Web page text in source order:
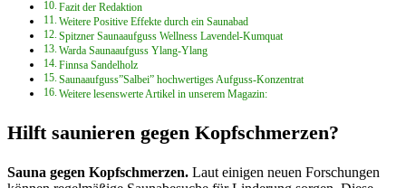
Fazit der Redaktion
Weitere Positive Effekte durch ein Saunabad
Spitzner Saunaaufguss Wellness Lavendel-Kumquat
Warda Saunaaufguss Ylang-Ylang
Finnsa Sandelholz
Saunaaufguss”Salbei” hochwertiges Aufguss-Konzentrat
Weitere lesenswerte Artikel in unserem Magazin:
Hilft saunieren gegen Kopfschmerzen?
Sauna gegen Kopfschmerzen. Laut einigen neuen Forschungen